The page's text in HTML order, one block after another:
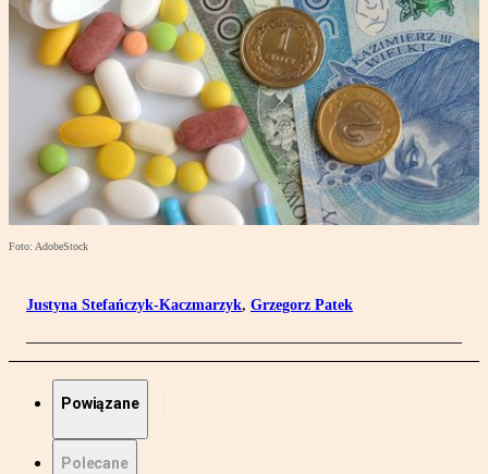
Foto: AdobeStock
Justyna Stefańczyk-Kaczmarzyk, Grzegorz Patek
Powiązane
Polecane